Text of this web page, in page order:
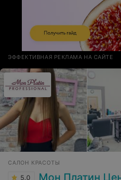
ЭФФЕКТИВНАЯ РЕКЛАМА НА САЙТЕ
САЛОН КРАСОТЫ
5.0 Мон Платин